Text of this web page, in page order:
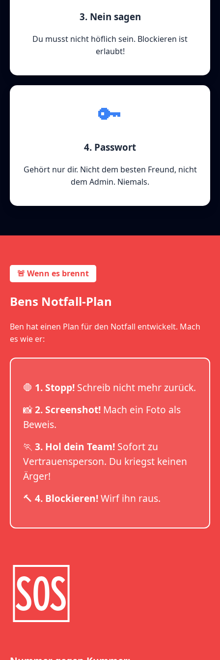
3. Nein sagen
Du musst nicht höflich sein. Blockieren ist
erlaubt!
🔑
4. Passwort
Gehört nur dir. Nicht dem besten Freund, nicht
dem Admin. Niemals.
🚨 Wenn es brennt
Bens Notfall-Plan
Ben hat einen Plan für den Notfall entwickelt. Mach
es wie er:
🛑 1. Stopp! Schreib nicht mehr zurück.
📸2. Screenshot! Mach ein Foto als
Beweis.
🏃 3. Hol dein Team! Sofort zu
Vertrauensperson. Du kriegst keinen
Ärger!
🔨 4. Blockieren!Wirf ihn raus.
🆘